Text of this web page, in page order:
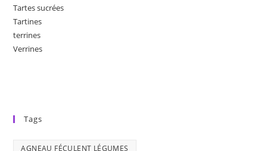
Tartes sucrées
Tartines
terrines
Verrines
Tags
AGNEAU FÉCULENT LÉGUMES